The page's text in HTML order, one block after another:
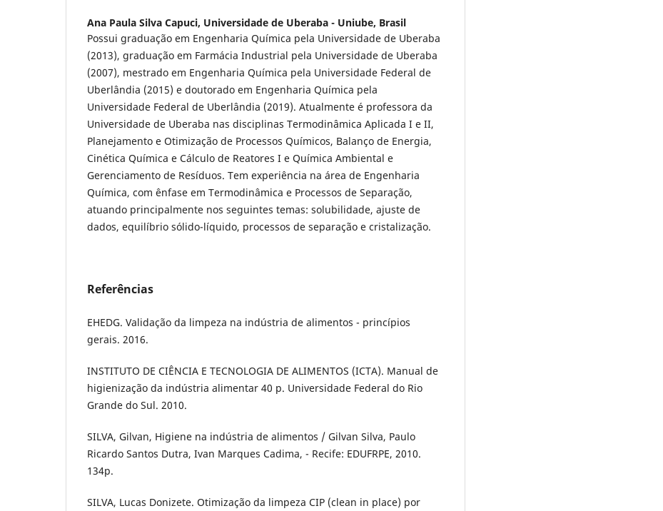
Ana Paula Silva Capuci, Universidade de Uberaba - Uniube, Brasil
Possui graduação em Engenharia Química pela Universidade de Uberaba
(2013), graduação em Farmácia Industrial pela Universidade de Uberaba
(2007), mestrado em Engenharia Química pela Universidade Federal de
Uberlândia (2015) e doutorado em Engenharia Química pela
Universidade Federal de Uberlândia (2019). Atualmente é professora da
Universidade de Uberaba nas disciplinas Termodinâmica Aplicada I e II,
Planejamento e Otimização de Processos Químicos, Balanço de Energia,
Cinética Química e Cálculo de Reatores I e Química Ambiental e
Gerenciamento de Resíduos. Tem experiência na área de Engenharia
Química, com ênfase em Termodinâmica e Processos de Separação,
atuando principalmente nos seguintes temas: solubilidade, ajuste de
dados, equilíbrio sólido-líquido, processos de separação e cristalização.
Referências
EHEDG. Validação da limpeza na indústria de alimentos - princípios
gerais. 2016.
INSTITUTO DE CIÊNCIA E TECNOLOGIA DE ALIMENTOS (ICTA). Manual de
higienização da indústria alimentar 40 p. Universidade Federal do Rio
Grande do Sul. 2010.
SILVA, Gilvan, Higiene na indústria de alimentos / Gilvan Silva, Paulo
Ricardo Santos Dutra, Ivan Marques Cadima, - Recife: EDUFRPE, 2010.
134p.
SILVA, Lucas Donizete. Otimização da limpeza CIP (clean in place) por